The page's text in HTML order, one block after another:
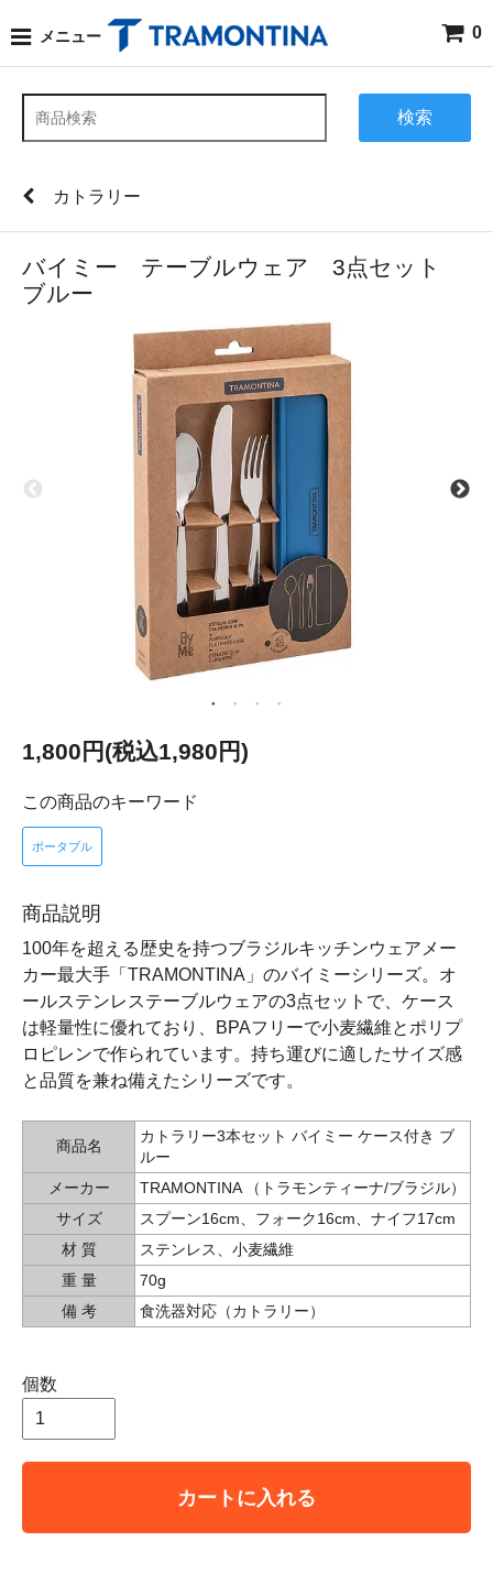
メニュー 0
検索
カトラリー
バイミー テーブルウェア 3点セット
ブルー
1,800円(税込1,980円)
この商品のキーワード
ポータブル
商品説明
100年を超える歴史を持つブラジルキッチンウェアメー
カー最大手「TRAMONTINA」のバイミーシリーズ。オ
ールステンレステーブルウェアの3点セットで、ケース
は軽量性に優れており、BPAフリーで小麦繊維とポリプ
ロピレンで作られています。持ち運びに適したサイズ感
と品質を兼ね備えたシリーズです。
商品名
カトラリー3本セット バイミー ケース付き ブ
ルー
メーカー
TRAMONTINA （トラモンティーナ/ブラジル）
サイズ
スプーン16cm、フォーク16cm、ナイフ17cm
材 質
ステンレス、小麦繊維
重 量
70g
備 考
食洗器対応（カトラリー）
個数
カートに入れる